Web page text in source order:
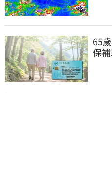
65
保